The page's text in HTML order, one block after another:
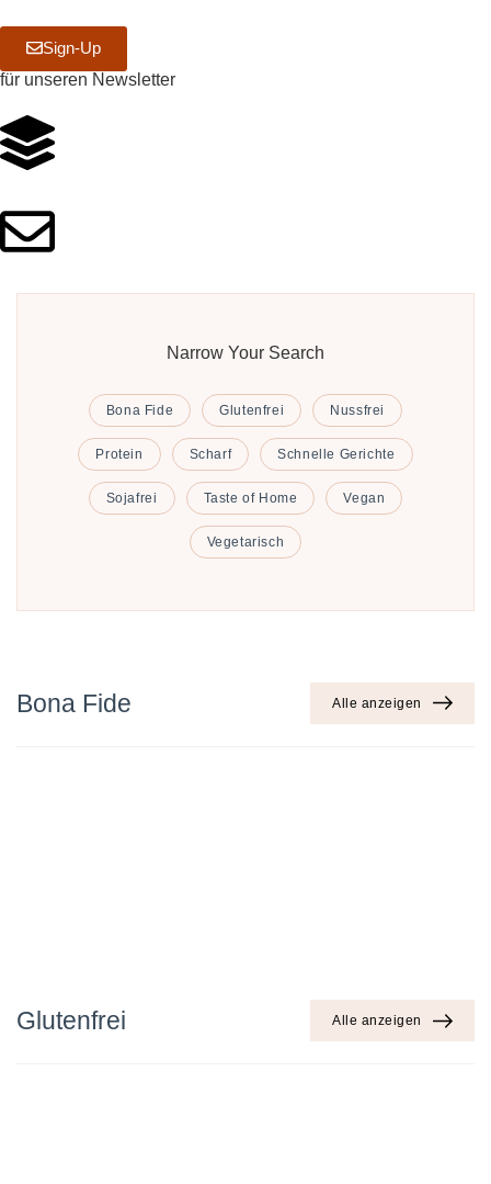
Sign-Up
für unseren Newsletter
Narrow Your Search
Bona Fide Glutenfrei Nussfrei
Protein Scharf Schnelle Gerichte
Sojafrei Taste of Home Vegan
Vegetarisch
Bona Fide Alle anzeigen
Glutenfrei Alle anzeigen